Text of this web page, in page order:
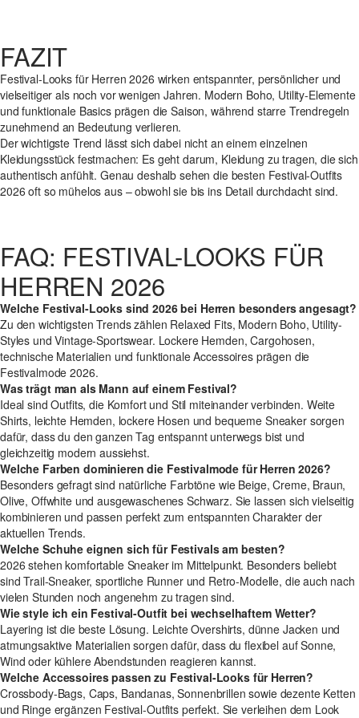
FAZIT
Festival-Looks für Herren 2026 wirken entspannter, persönlicher und
vielseitiger als noch vor wenigen Jahren. Modern Boho, Utility-Elemente
und funktionale Basics prägen die Saison, während starre Trendregeln
zunehmend an Bedeutung verlieren.
Der wichtigste Trend lässt sich dabei nicht an einem einzelnen
Kleidungsstück festmachen: Es geht darum, Kleidung zu tragen, die sich
authentisch anfühlt. Genau deshalb sehen die besten Festival-Outfits
2026 oft so mühelos aus – obwohl sie bis ins Detail durchdacht sind.
FAQ: FESTIVAL-LOOKS FÜR
HERREN 2026
Welche Festival-Looks sind 2026 bei Herren besonders angesagt?
Zu den wichtigsten Trends zählen Relaxed Fits, Modern Boho, Utility-
Styles und Vintage-Sportswear. Lockere Hemden, Cargohosen,
technische Materialien und funktionale Accessoires prägen die
Festivalmode 2026.
Was trägt man als Mann auf einem Festival?
Ideal sind Outfits, die Komfort und Stil miteinander verbinden. Weite
Shirts, leichte Hemden, lockere Hosen und bequeme Sneaker sorgen
dafür, dass du den ganzen Tag entspannt unterwegs bist und
gleichzeitig modern aussiehst.
Welche Farben dominieren die Festivalmode für Herren 2026?
Besonders gefragt sind natürliche Farbtöne wie Beige, Creme, Braun,
Olive, Offwhite und ausgewaschenes Schwarz. Sie lassen sich vielseitig
kombinieren und passen perfekt zum entspannten Charakter der
aktuellen Trends.
Welche Schuhe eignen sich für Festivals am besten?
2026 stehen komfortable Sneaker im Mittelpunkt. Besonders beliebt
sind Trail-Sneaker, sportliche Runner und Retro-Modelle, die auch nach
vielen Stunden noch angenehm zu tragen sind.
Wie style ich ein Festival-Outfit bei wechselhaftem Wetter?
Layering ist die beste Lösung. Leichte Overshirts, dünne Jacken und
atmungsaktive Materialien sorgen dafür, dass du flexibel auf Sonne,
Wind oder kühlere Abendstunden reagieren kannst.
Welche Accessoires passen zu Festival-Looks für Herren?
Crossbody-Bags, Caps, Bandanas, Sonnenbrillen sowie dezente Ketten
und Ringe ergänzen Festival-Outfits perfekt. Sie verleihen dem Look